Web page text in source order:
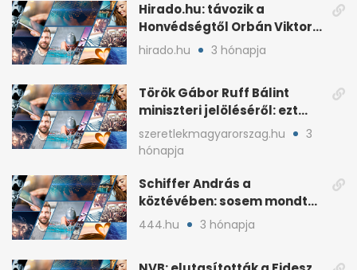
Hirado.hu: távozik a
Honvédségtől Orbán Viktor
fia, Orbán Gáspár
hirado.hu 3 hónapja
Török Gábor Ruff Bálint
miniszteri jelöléséről: ezt
írta a posztjában
szeretlekmagyarorszag.hu
3
hónapja
Schiffer András a
köztévében: sosem mondta,
ki fog nyerni
444.hu 3 hónapja